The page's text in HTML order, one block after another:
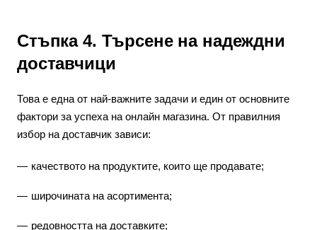
Стъпка 4. Търсене на надеждни
доставчици
Това е една от най-важните задачи и един от основните
фактори за успеха на онлайн магазина. От правилния
избор на доставчик зависи:
качеството на продуктите, които ще продавате;
широчината на асортимента;
редовността на доставките;